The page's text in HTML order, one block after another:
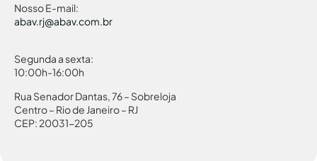
Nosso E-mail:
abav.rj@abav.com.br
Segunda a sexta:
10:00h-16:00h
Rua Senador Dantas, 76 – Sobreloja
Centro – Rio de Janeiro – RJ
CEP: 20031-205